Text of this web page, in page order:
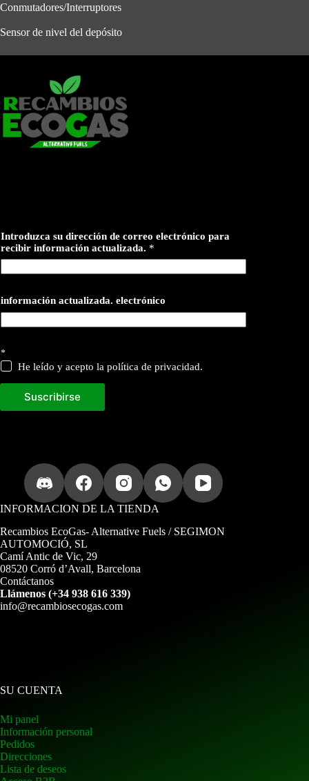
Conmutadores/Interruptores
Sensor de nivel del depósito
Introduzca su dirección de correo electrónico para
recibir información actualizada. *
información actualizada. electrónico
*
He leído y acepto la política de privacidad.
Suscribirse
INFORMACION DE LA TIENDA
Recambios EcoGas- Alternative Fuels / SEGIMON
AUTOMOCIÓ, SL
Camí Antic de Vic, 29
08520 Corró d’Avall, Barcelona
Contáctanos
Llámenos (+34 938 616 339)
info@recambiosecogas.com
SU CUENTA
Mi panel
Información personal
Pedidos
Direcciones
Lista de deseos